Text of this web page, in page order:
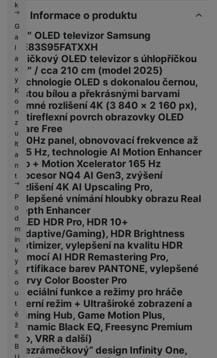
k
G
a
l
a
x
y
K
o
n
z
u
lt
a
n
t
P
o
d
m
ín
k
y
s
o
u
t
ě
ž
e
B
Informace o produktu
83″ OLED televizor Samsung
QE83S95FATXXH
Špičkový OLED televizor s úhlopříčkou
83″ / cca 210 cm (model 2025)
Technologie OLED s dokonalou černou,
čistou bílou a překrásnými barvami
Jemné rozlišení 4K (3 840 × 2 160 px),
antireflexní povrch obrazovky OLED
Glare Free
100Hz panel, obnovovací frekvence až
165 Hz, technologie AI Motion Enhancer
Pro + Motion Xcelerator 165 Hz
Procesor NQ4 AI Gen3, zvýšení
rozlišení 4K AI Upscaling Pro,
vylepšené vnímání hloubky obrazu Real
Depth Enhancer
OLED HDR Pro, HDR 10+
(Adaptive/Gaming), HDR Brightness
Optimizer, vylepšení na kvalitu HDR
pomocí AI HDR Remastering Pro,
certifikace barev PANTONE, vylepšené
barvy Color Booster Pro
Speciální funkce a režimy pro hráče
(Herní režim + Ultraširoké zobrazení a
Gaming Hub, Game Motion Plus,
Dynamic Black EQ, Freesync Premium
Pro, VRR a další)
„Bezrámečkový“ design Infinity One,